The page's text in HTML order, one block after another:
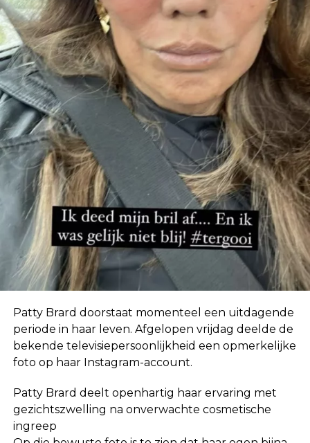
In eerste instantie geloofde ze de geruchten niet.
“Ik hoor zoveel dingen. Mensen horen ook dingen
over mij die helemaal niet waar zijn, dus ik neem
niet klakkeloos alles aan wat ik via via hoor.”
Patty Brard doorstaat momenteel een uitdagende
periode in haar leven. Afgelopen vrijdag deelde de
bekende televisiepersoonlijkheid een opmerkelijke
foto op haar Instagram-account.
Patty Brard deelt openhartig haar ervaring met
gezichtszwelling na onverwachte cosmetische
ingreep